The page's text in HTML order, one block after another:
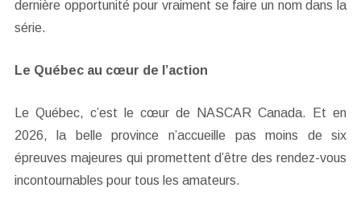
dernière opportunité pour vraiment se faire un nom dans la
série.
Le Québec au cœur de l’action
Le Québec, c’est le cœur de NASCAR Canada. Et en
2026, la belle province n’accueille pas moins de six
épreuves majeures qui promettent d’être des rendez-vous
incontournables pour tous les amateurs.